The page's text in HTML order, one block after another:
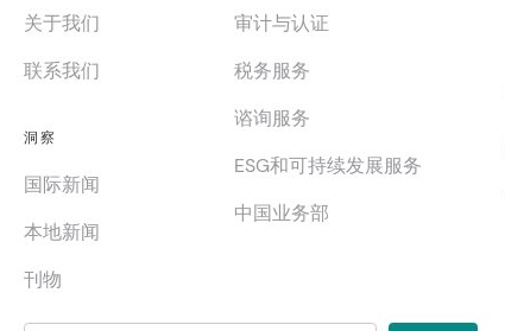
关于我们
联系我们
审计与认证
税务服务
谘询服务
ESG和可持续发展服务
中国业务部
洞察
国际新闻
本地新闻
刊物